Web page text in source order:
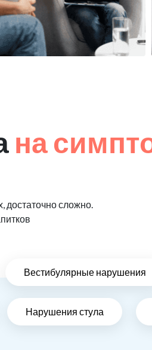
на
достаточно сложно.
Вестибулярные нарушения
Нарушения стула